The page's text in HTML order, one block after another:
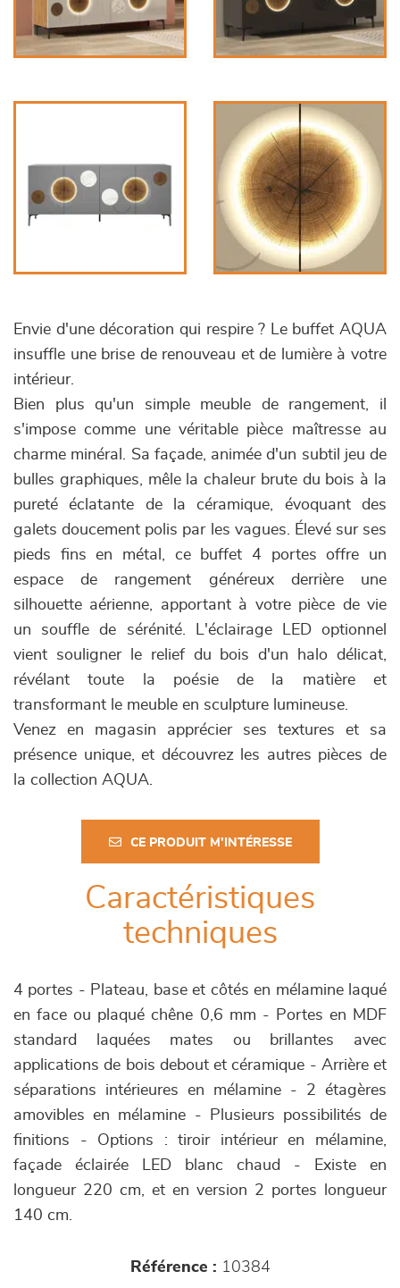
Envie d'une décoration qui respire ? Le buffet AQUA
insuffle une brise de renouveau et de lumière à votre
intérieur.
Bien plus qu'un simple meuble de rangement, il
s'impose comme une véritable pièce maîtresse au
charme minéral. Sa façade, animée d'un subtil jeu de
bulles graphiques, mêle la chaleur brute du bois à la
pureté éclatante de la céramique, évoquant des
galets doucement polis par les vagues. Élevé sur ses
pieds fins en métal, ce buffet 4 portes offre un
espace de rangement généreux derrière une
silhouette aérienne, apportant à votre pièce de vie
un souffle de sérénité. L'éclairage LED optionnel
vient souligner le relief du bois d'un halo délicat,
révélant toute la poésie de la matière et
transformant le meuble en sculpture lumineuse.
Venez en magasin apprécier ses textures et sa
présence unique, et découvrez les autres pièces de
la collection AQUA.
CE PRODUIT M'INTÉRESSE
Caractéristiques
techniques
4 portes - Plateau, base et côtés en mélamine laqué
en face ou plaqué chêne 0,6 mm - Portes en MDF
standard laquées mates ou brillantes avec
applications de bois debout et céramique - Arrière et
séparations intérieures en mélamine - 2 étagères
amovibles en mélamine - Plusieurs possibilités de
finitions - Options : tiroir intérieur en mélamine,
façade éclairée LED blanc chaud - Existe en
longueur 220 cm, et en version 2 portes longueur
140 cm.
Référence : 10384